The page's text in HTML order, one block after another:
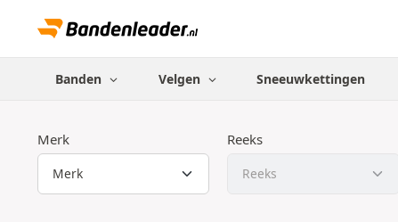
Banden Velgen Sneeuwkettingen
Merk Reeks